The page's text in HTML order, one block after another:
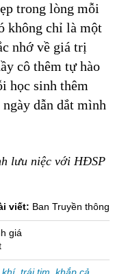
trong lòng mỗi
không chỉ là một
nhớ về giá trị
cô thêm tự hào
học sinh thêm
dẫn dắt mình
lưu niệc với HĐSP
viết: Ban Truyền thông
giá